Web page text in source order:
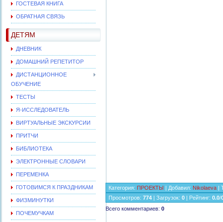
ГОСТЕВАЯ КНИГА
ОБРАТНАЯ СВЯЗЬ
ДЕТЯМ
ДНЕВНИК
ДОМАШНИЙ РЕПЕТИТОР
ДИСТАНЦИОННОЕ
ОБУЧЕНИЕ
ТЕСТЫ
Я-ИССЛЕДОВАТЕЛЬ
ВИРТУАЛЬНЫЕ ЭКСКУРСИИ
ПРИТЧИ
БИБЛИОТЕКА
ЭЛЕКТРОННЫЕ СЛОВАРИ
ПЕРЕМЕНКА
ГОТОВИМСЯ К ПРАЗДНИКАМ
ФИЗМИНУТКИ
ПОЧЕМУЧКАМ
Категория: ПРОЕКТЫ | Добавил: Nikolaeva |
Просмотров: 774 | Загрузок: 0 | Рейтинг: 0.0/
Всего комментариев: 0